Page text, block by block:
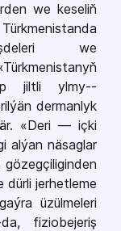
we keseliň
we
jiltli ylmy-­
der­manlyk
«Deri — içki
alýan näsaglar
dürli jerhetleme
üzülmeleri
fiziobejeriş